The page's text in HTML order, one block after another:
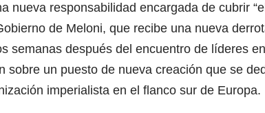
nueva responsabilidad encargada de cubrir
de Meloni, que recibe una nueva
semanas después del encuentro de líderes
sobre un puesto de nueva creación que se
imperialista en el flanco sur de Europa.